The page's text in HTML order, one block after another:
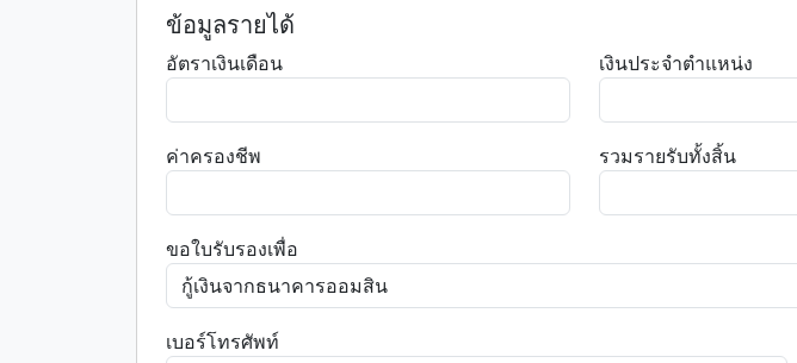
ข้อมูลรายได้
อัตราเงินเดือน เงินประจำตำแหน่ง
ค่าครองชีพ รวมรายรับทั้งสิ้น
ขอใบรับรองเพื่อ
เบอร์โทรศัพท์